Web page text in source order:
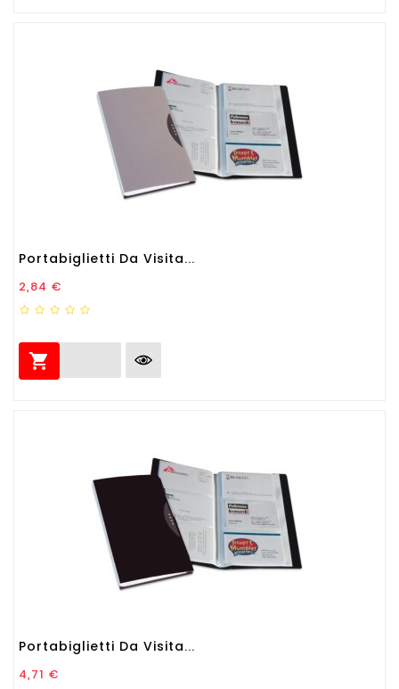
Portabiglietti Da Visita...
Prezzo
2,84 €

Portabiglietti Da Visita...
Prezzo
4,71 €